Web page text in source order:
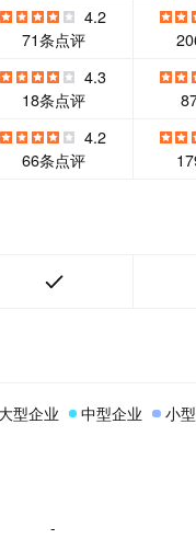
业级
单而
计工
终致
力推
化，
降低
升设
在大
小商
实现
强企
4.2
71条点评
4.3
18条点评
4.2
66条点评
大型企业 中型企业 小
-